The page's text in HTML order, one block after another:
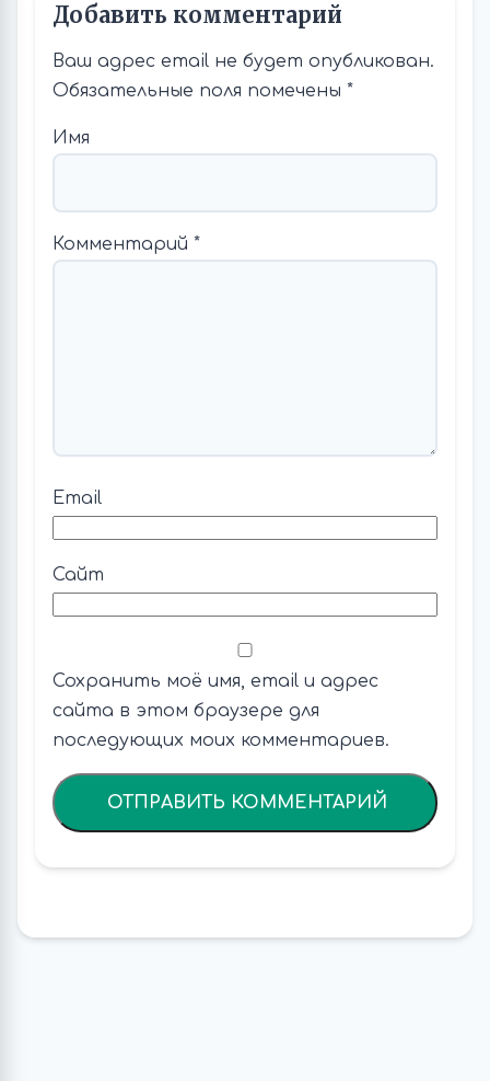
Добавить комментарий
Ваш адрес email не будет опубликован.
Обязательные поля помечены *
Имя
Комментарий *
Email
Сайт
Сохранить моё имя, email и адрес
сайта в этом браузере для
последующих моих комментариев.